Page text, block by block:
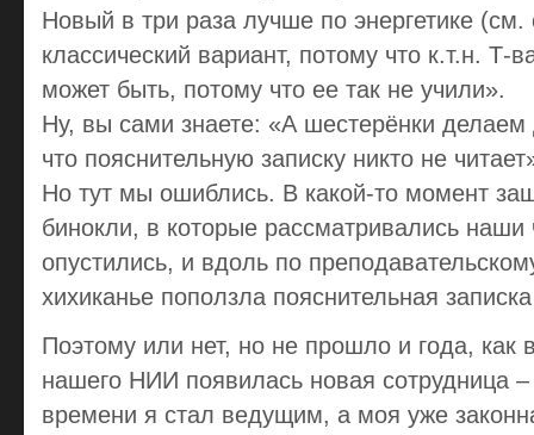
Новый в три раза лучше по энергетике
классический вариант, потому что к.т.н. Т-
может быть, потому что ее так не учили».
Ну, вы сами знаете: «А шестерёнки
что пояснительную записку никто не
Но тут мы ошиблись. В какой-то момент
бинокли, в которые рассматривались
опустились, и вдоль по
хихиканье поползла пояснительная
Поэтому или нет, но не прошло и года, как
нашего НИИ появилась новая сотрудница
времени я стал ведущим, а моя уже